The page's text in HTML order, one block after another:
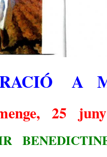
A
25